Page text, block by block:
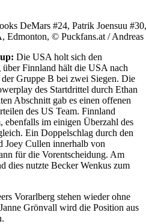
DeMars #24, Patrik Joensuu
© Puckfans.at / Andreas
Die USA holt sich den
Finnland hält die USA nach
Gruppe B bei zwei Siegen. Die
des Startdrittel durch Ethan
Abschnitt gab es einen offenen
des US Team. Finnland
im einigen Überzahl des
Ein Doppelschlag durch den
Joey Cullen innerhalb von
für die Vorentscheidung. Am
dies nutzte Becker Wenkus zum
Vorarlberg stehen wieder ohne
Grönvall wird die Position aus